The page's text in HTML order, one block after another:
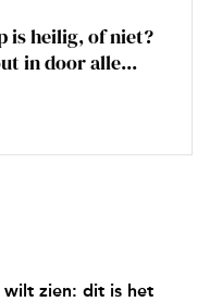
is heilig, of niet?
in door alle...
zien: dit is het